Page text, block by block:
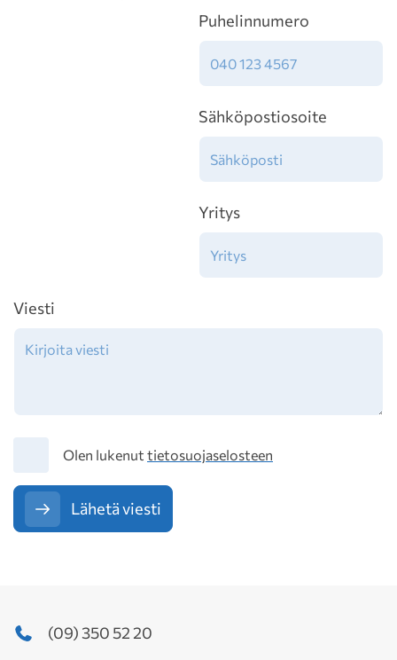
Puhelinnumero
Sähköpostiosoite
Yritys
Viesti
TietosuojaOlen lukenut tietosuojaselosteen
Lähetä viesti
(09) 350 52 20